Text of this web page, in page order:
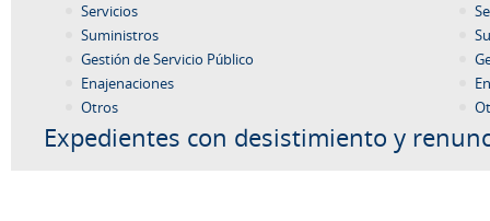
Servicios
Suministros
Gestión de Servicio Público
Enajenaciones
Otros
Expedientes con desistimiento y